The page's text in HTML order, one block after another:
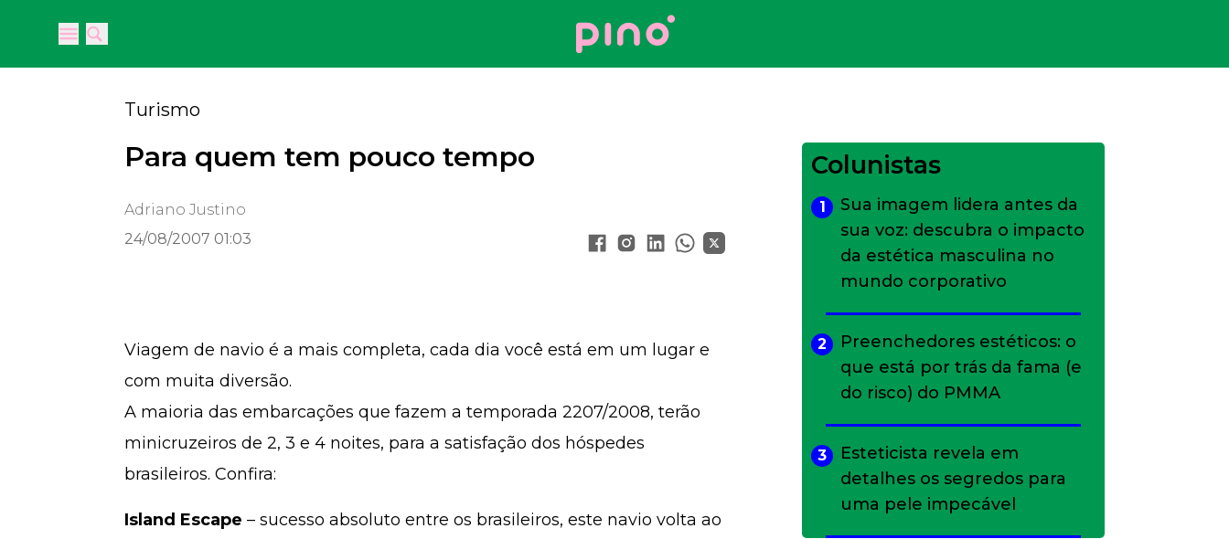
Open main menu
Open main menu
Your Company
Turismo
Para quem tem pouco tempo
Adriano Justino
24/08/2007 01:03
Viagem de navio é a mais completa, cada dia você está em um lugar e
com muita diversão.
A maioria das embarcações que fazem a temporada 2207/2008, terão
minicruzeiros de 2, 3 e 4 noites, para a satisfação dos hóspedes
brasileiros. Confira:
Island Escape – sucesso absoluto entre os brasileiros, este navio volta ao
Colunistas
1
Sua imagem lidera antes da
sua voz: descubra o impacto
da estética masculina no
mundo corporativo
2
Preenchedores estéticos: o
que está por trás da fama (e
do risco) do PMMA
3
Esteticista revela em
detalhes os segredos para
uma pele impecável